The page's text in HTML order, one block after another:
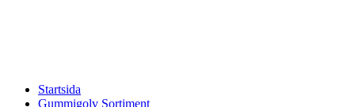
Startsida
Gummigolv Sortiment